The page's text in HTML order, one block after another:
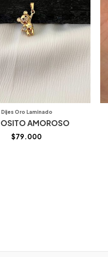
Dijes Oro Laminado
OSITO AMOROSO
$79.000